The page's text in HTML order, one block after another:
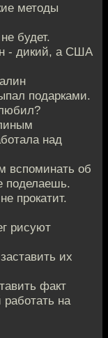
методы
будет.
- дикий, а США
подарками.
над
вспоминать об
поделаешь.
прокатит.
рисуют
их
факт
на